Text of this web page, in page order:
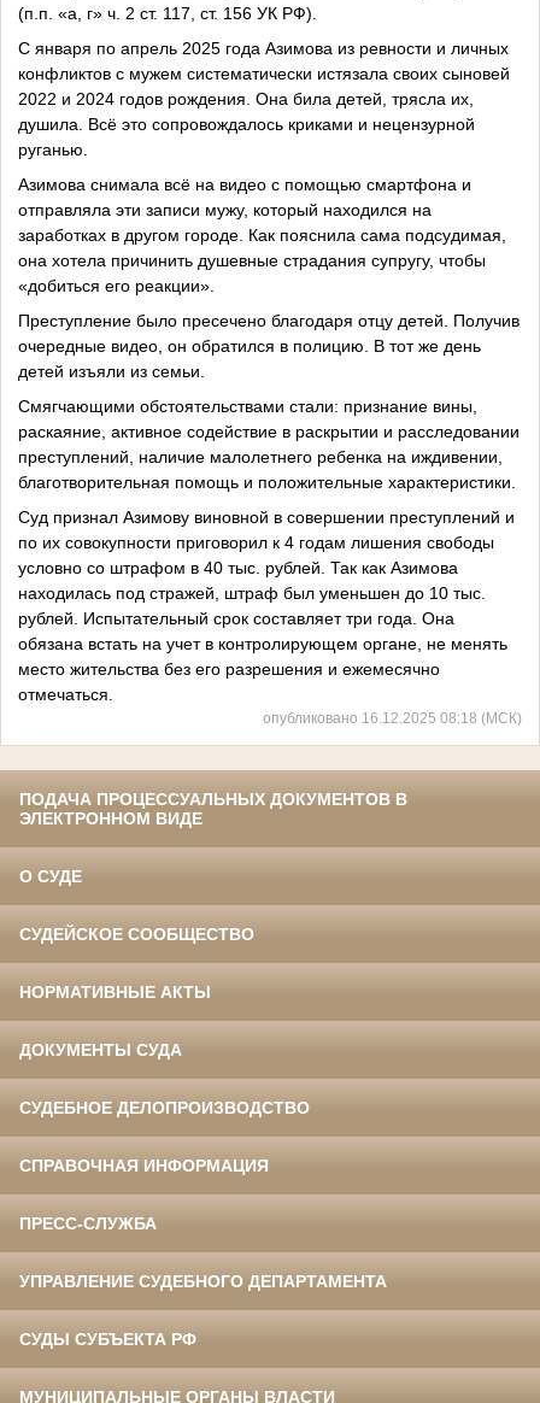
(п.п. «а, г» ч. 2 ст. 117, ст. 156 УК РФ).
С января по апрель 2025 года Азимова из ревности и личных
конфликтов с мужем систематически истязала своих сыновей
2022 и 2024 годов рождения. Она била детей, трясла их,
душила. Всё это сопровождалось криками и нецензурной
руганью.
Азимова снимала всё на видео с помощью смартфона и
отправляла эти записи мужу, который находился на
заработках в другом городе. Как пояснила сама подсудимая,
она хотела причинить душевные страдания супругу, чтобы
«добиться его реакции».
Преступление было пресечено благодаря отцу детей. Получив
очередные видео, он обратился в полицию. В тот же день
детей изъяли из семьи.
Смягчающими обстоятельствами стали: признание вины,
раскаяние, активное содействие в раскрытии и расследовании
преступлений, наличие малолетнего ребенка на иждивении,
благотворительная помощь и положительные характеристики.
Суд признал Азимову виновной в совершении преступлений и
по их совокупности приговорил к 4 годам лишения свободы
условно со штрафом в 40 тыс. рублей. Так как Азимова
находилась под стражей, штраф был уменьшен до 10 тыс.
рублей. Испытательный срок составляет три года. Она
обязана встать на учет в контролирующем органе, не менять
место жительства без его разрешения и ежемесячно
отмечаться.
опубликовано 16.12.2025 08:18 (МСК)
ПОДАЧА ПРОЦЕССУАЛЬНЫХ ДОКУМЕНТОВ В
ЭЛЕКТРОННОМ ВИДЕ
О СУДЕ
СУДЕЙСКОЕ СООБЩЕСТВО
НОРМАТИВНЫЕ АКТЫ
ДОКУМЕНТЫ СУДА
СУДЕБНОЕ ДЕЛОПРОИЗВОДСТВО
СПРАВОЧНАЯ ИНФОРМАЦИЯ
ПРЕСС-СЛУЖБА
УПРАВЛЕНИЕ СУДЕБНОГО ДЕПАРТАМЕНТА
СУДЫ СУБЪЕКТА РФ
МУНИЦИПАЛЬНЫЕ ОРГАНЫ ВЛАСТИ